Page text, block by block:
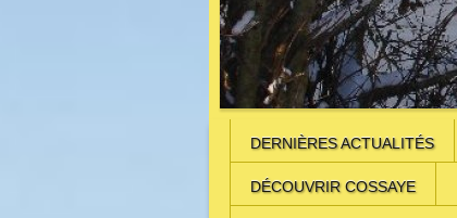
DERNIÈRES ACTUALITÉS
DÉCOUVRIR COSSAYE